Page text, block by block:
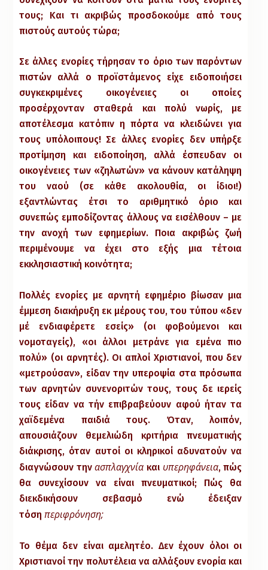
τους; Και τι ακριβώς προσδοκούμε από τους
πιστούς αυτούς τώρα;
Σε άλλες ενορίες τήρησαν το όριο των παρόντων
πιστών αλλά ο προϊστάμενος είχε ειδοποιήσει
συγκεκριμένες οικογένειες οι οποίες
προσέρχονταν σταθερά και πολύ νωρίς, με
αποτέλεσμα κατόπιν η πόρτα να κλειδώνει για
τους υπόλοιπους! Σε άλλες ενορίες δεν υπήρξε
προτίμηση και ειδοποίηση, αλλά έσπευδαν οι
οικογένειες των «ζηλωτών» να κάνουν κατάληψη
του ναού (σε κάθε ακολουθία, οι ίδιοι!)
εξαντλώντας έτσι το αριθμητικό όριο και
συνεπώς εμποδίζοντας άλλους να εισέλθουν – με
την ανοχή των εφημερίων. Ποια ακριβώς ζωή
περιμένουμε να έχει στο εξής μια τέτοια
εκκλησιαστική κοινότητα;
Πολλές ενορίες με αρνητή εφημέριο βίωσαν μια
έμμεση διακήρυξη εκ μέρους του, του τύπου «δεν
μέ ενδιαφέρετε εσείς» (οι φοβούμενοι και
νομοταγείς), «οι άλλοι μετράνε για εμένα πιο
πολύ» (οι αρνητές). Οι απλοί Χριστιανοί, που δεν
«μετρούσαν», είδαν την υπεροψία στα πρόσωπα
των αρνητών συνενοριτών τους, τους δε ιερείς
τους είδαν να τήν επιβραβεύουν αφού ήταν τα
χαϊδεμένα παιδιά τους. Όταν, λοιπόν,
απουσιάζουν θεμελιώδη κριτήρια πνευματικής
διάκρισης, όταν αυτοί οι κληρικοί αδυνατούν να
διαγνώσουν τηνασπλαγχνίακαι υπερηφάνεια, πώς
θα συνεχίσουν να είναι πνευματικοί; Πώς θα
διεκδικήσουν σεβασμό ενώ έδειξαν
τόσηπεριφρόνηση;
Το θέμα δεν είναι αμελητέο. Δεν έχουν όλοι οι
Χριστιανοί την πολυτέλεια να αλλάξουν ενορία και